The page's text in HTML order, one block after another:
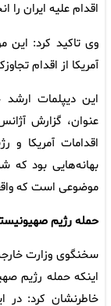
اقدام علیه ایران را
وی تاکید کرد: این
آمریکا از اقدام
این دیپلمات
عنوان، گزارش
اقدامات آمریکا و
بهانه‌هایی بود که
موضوعی است که
حمله رژیم
سخنگوی وزارت
اینکه حمله رژیم
خاطرنشان کرد: در